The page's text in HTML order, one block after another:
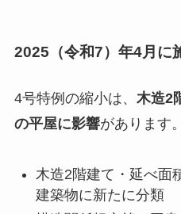
2025（令和7）年4月に
4号特例の縮小は、 木造2
の平屋に影響があります。
木造2階建て・延べ面
建築物に新たに分類